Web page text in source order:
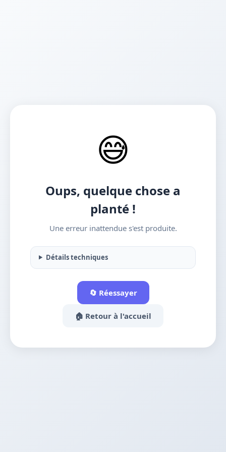
😅
Oups, quelque chose a
planté !
Une erreur inattendue s'est produite.
Détails techniques
🔄 Réessayer
🏠 Retour à l'accueil